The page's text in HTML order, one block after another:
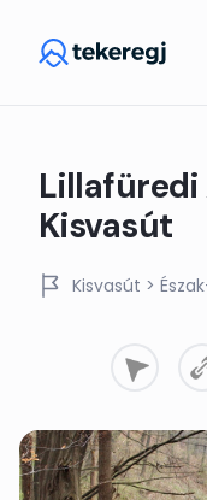
Lillafüredi
Kisvasút
Kisvasút >